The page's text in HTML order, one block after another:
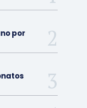
por